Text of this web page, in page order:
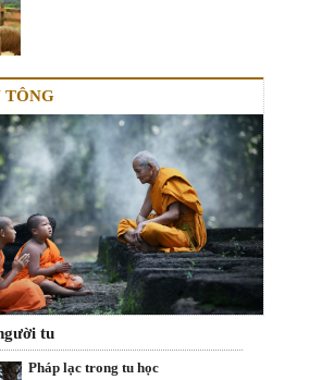
TÔNG
tu
Pháp lạc trong tu học